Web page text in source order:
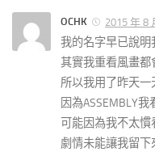
OCHK 2015 年 8
我的名字早已說明
其實我重看風畫都
所以我用了昨天
因為ASSEMBLY
可能因為我不太慣
劇情未能讓我留下